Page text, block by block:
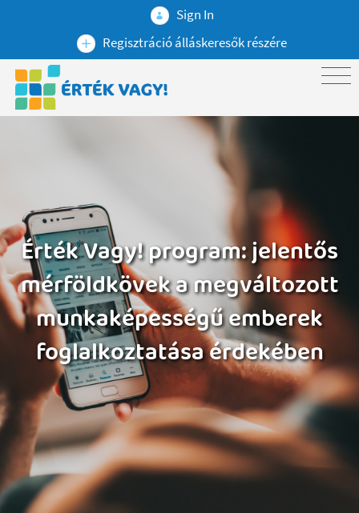
Sign In
Regisztráció álláskeresők részére
Érték Vagy! program: jelentős
mérföldkövek a megváltozott
munkaképességű emberek
foglalkoztatása érdekében